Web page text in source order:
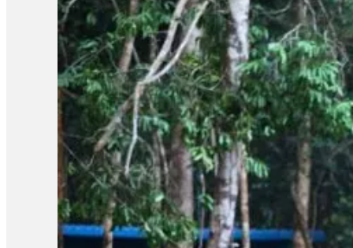
ផ្ទៃប្រទេស និងអង្គការដៃគូបានរឹបអូសវត្ថុតាងមួយចំនួនដូចជារណាអា
ជាប់ឃុំទាំងនោះប្រឈមមុខនឹងការចោទប្រកាន់ពីបទឈូសឆាយ និងកាន់ក
ហើយរាល់ភស្តុតាងដែល ប្រមូលបានពីប្រតិបត្តិការនេះ គឺអាចត្រូវដ
តែយ៉ាងណាលោកថា មន្ត្រីថ្នាក់ជាតិនឹងបន្តឈរជើងនៅក្នុងតំបន់ការពា
ដែរប្រទេសថៃឈ្លានពាននេះបទល្មើសវារៀងកើនឡើងវិញ។ តែយើង
ចិត្តទេ យើងត្រូវទទួលខុសត្រូវ។ អាជ្ញាធរដែនដីត្រូវធ្វើឲ្យបាន។ វា
ហេដ្ឋារចនាសម្ព័ន្ធចាប់ផ្តើមតាំងពីឆ្នាំ២០២០ នៅជួរភ្នំក្រវាញនាភូ
Amnesty International រិះគន់កិច្ចខិតខំអភិរក្សរបស់កម្ពុជា ព្រោ
ទាន់ឆ្លើយតបទាក់ទងនឹងចំណាត់ការរបស់ក្រសួងបរិស្ថានចំពោះការបង្
ប្រទេសកម្ពុជាបាត់គម្របព្រៃឈើសរុបប្រមាណ ៤០% នៃការបាត់ប
ជម្រកសត្វព្រៃផ្សេងៗគ្នានៅទូទាំងប្រទេស ។ កាលពីខែមីនា ឆ្នាំ២០២
ស្កាត់និងបង្ក្រាបការកាប់ឈើនិងការទន្ទ្រានកាន់កាប់ដីរដ្ឋដោយខុសច្បាប់
ប្រព័ន្ធអេកូឡូស៊ី ការអភិរក្សជីវចម្រុះ និងការប្រើប្រាស់ធនធានធម្មជ